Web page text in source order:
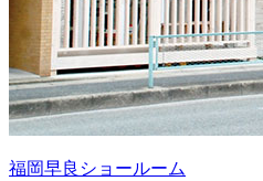
福岡早良ショールーム